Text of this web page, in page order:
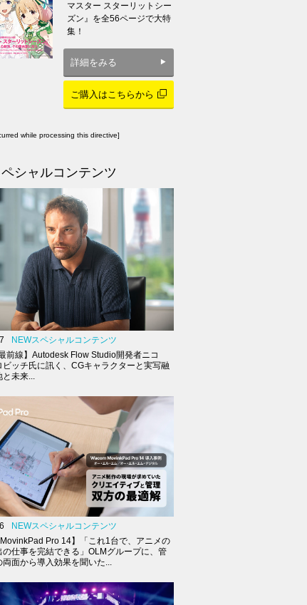
マスター スターリットシー
ズン』を全56ページで大特
集！
詳細をみる
ご購入はこちらから
while processing this directive]
シャルコンテンツ
NEWスペシャルコンテンツ
前線】Autodesk Flow Studio開発者ニコ
ビッチ氏に訊く、CGキャラクターと実写融
と未来...
NEWスペシャルコンテンツ
MovinkPad Pro 14】「これ1台で、アニメの
の仕事を完結できる」OLMグループに、管
両面から導入効果を聞いた...